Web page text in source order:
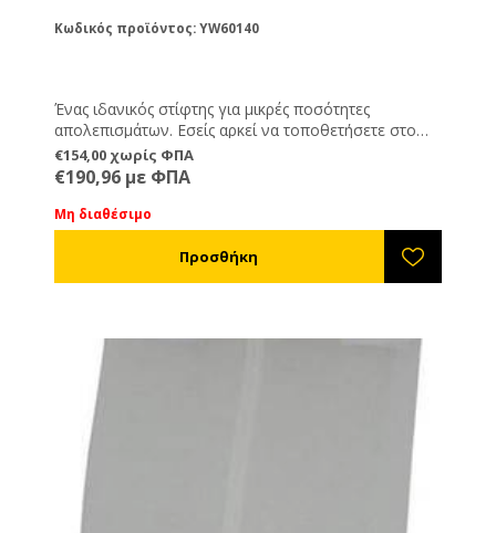
Κωδικός προϊόντος: YW60140
Ένας ιδανικός στίφτης για μικρές ποσότητες
απολεπισμάτων. Εσείς αρκεί να τοποθετήσετε στο
εσωτερικό τα απολεπίσματά σας και να ξεκινήσετε να
γυρνάτε το χερούλι που βρίσκεται στο επάνω μέρος.
Με επικλινή πάτο ώστε να χύνεται το μέλι εύκολα
και γρήγορα από την οπή που υπάρχει στο
μπροστινό μέρος του στίφτη.
€154,00 χωρίς ΦΠΑ
€190,96 με ΦΠΑ
Μη διαθέσιμο